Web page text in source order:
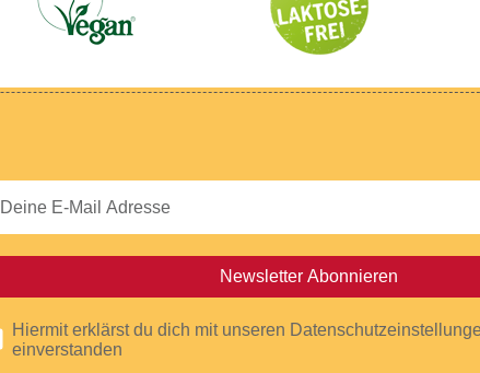
Newsletter Abonnieren
Hiermit erklärst du dich mit unseren
einverstanden